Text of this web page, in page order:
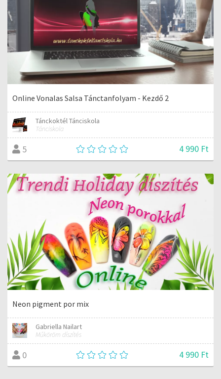
Online Vonalas Salsa Tánctanfolyam - Kezdő 2
Tánckoktél Tánciskola
Tánciskola
5 4 990 Ft
Neon pigment por mix
Gabriella Nailart
Műköröm díszítés
0 4 990 Ft